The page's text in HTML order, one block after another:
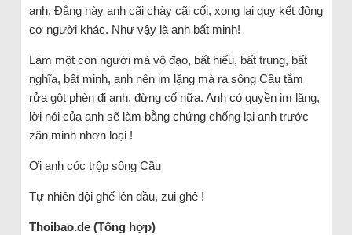
anh. Đằng này anh cãi chày cãi cối, xong lại quy kết động
cơ người khác. Như vậy là anh bất minh!
Làm một con người mà vô đạo, bất hiếu, bất trung, bất
nghĩa, bất minh, anh nên im lặng mà ra sông Cầu tắm
rửa gột phèn đi anh, đừng cố nữa. Anh có quyền im lặng,
lời nói của anh sẽ làm bằng chứng chống lại anh trước
zăn minh nhơn loại !
Ơi anh cóc trộp sông Cầu
Tự nhiên đội ghế lên đầu, zui ghê !
Thoibao.de (Tổng hợp)